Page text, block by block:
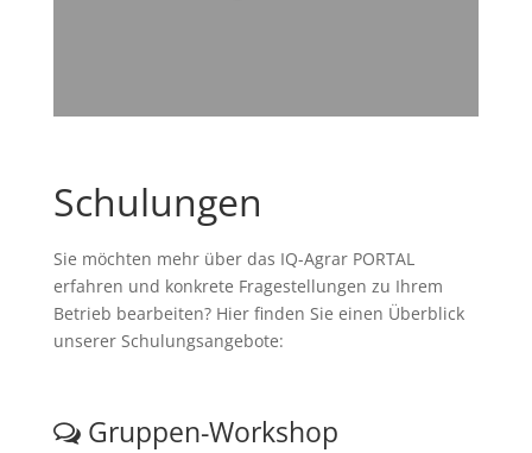
Schulungen
Sie möchten mehr über das IQ-Agrar PORTAL
erfahren und konkrete Fragestellungen zu Ihrem
Betrieb bearbeiten? Hier finden Sie einen Überblick
unserer Schulungsangebote:
Gruppen-Workshop